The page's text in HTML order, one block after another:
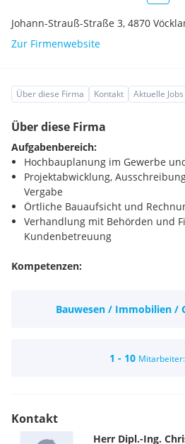
Johann-Strauß-Straße 3, 4870
Zur Firmenwebsite
Über diese Firma Kontakt Aktuelle Jobs
Über diese Firma
Aufgabenbereich:
Hochbauplanung im Gewerbe
Projektabwicklung,
Vergabe
Örtliche Bauaufsicht und
Verhandlung mit Behörden und
Kundenbetreuung
Kompetenzen:
mehrjährige Berufserfahrung in
Kenntnisse einschlägiger
Führerschein B
Bauwesen / Immobilien /
1 - 10
Kontakt
Herr Dipl.-Ing.